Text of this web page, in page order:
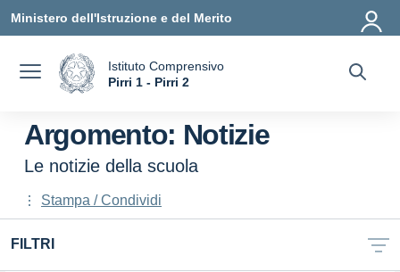
Ministero dell'Istruzione e del Merito
Istituto Comprensivo
Pirri 1 - Pirri 2
Argomento: Notizie
Le notizie della scuola
Stampa / Condividi
FILTRI